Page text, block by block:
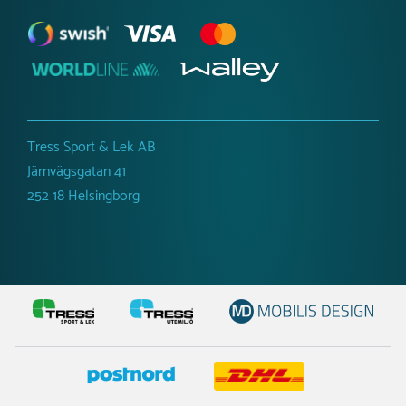
Tress Sport & Lek AB
Järnvägsgatan 41
252 18 Helsingborg